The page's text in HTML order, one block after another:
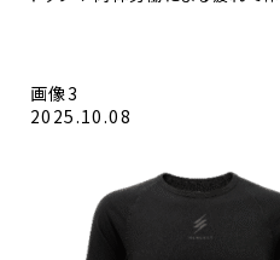
画像3
2025.10.08